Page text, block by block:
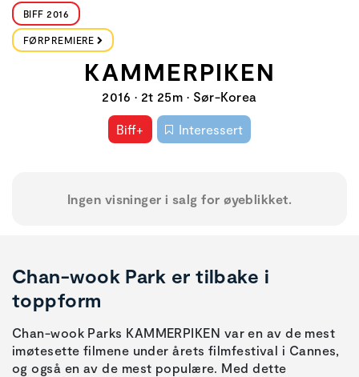
BIFF 2016
FØRPREMIERE
KAMMERPIKEN
2016 • 2t 25m • Sør-Korea
Biff+ Interessert
Ingen visninger i salg for øyeblikket.
Chan-wook Park er tilbake i
toppform
Chan-wook Parks KAMMERPIKEN var en av de mest
imøtesette filmene under årets filmfestival i Cannes,
og også en av de mest populære. Med dette